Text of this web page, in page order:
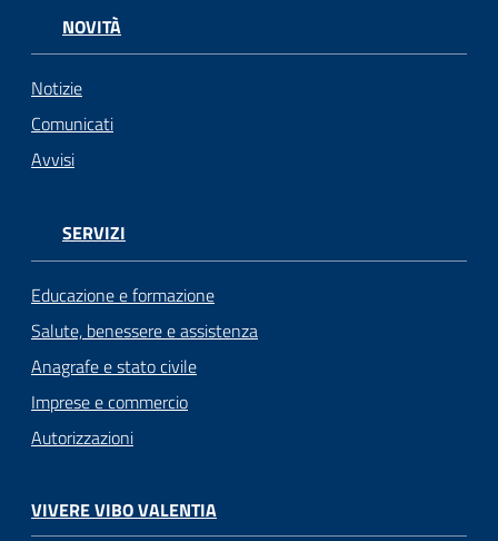
NOVITÀ
Notizie
Comunicati
Avvisi
SERVIZI
Educazione e formazione
Salute, benessere e assistenza
Anagrafe e stato civile
Imprese e commercio
Autorizzazioni
VIVERE VIBO VALENTIA